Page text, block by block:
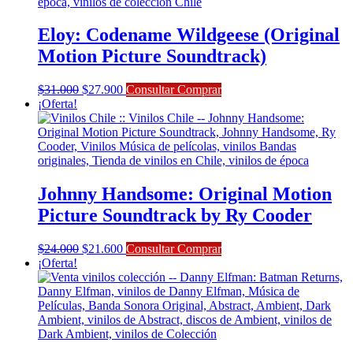
Eloy: Codename Wildgeese (Original
Motion Picture Soundtrack)
$31.000 El
original
era:
$31.000.
$27.900El
actual
es:
$27.900.
Consultar Comprar
¡Oferta!
Johnny Handsome: Original Motion
Picture Soundtrack by Ry Cooder
$24.000 El
original
era:
$24.000.
$21.600El
actual
es:
$21.600.
Consultar Comprar
¡Oferta!